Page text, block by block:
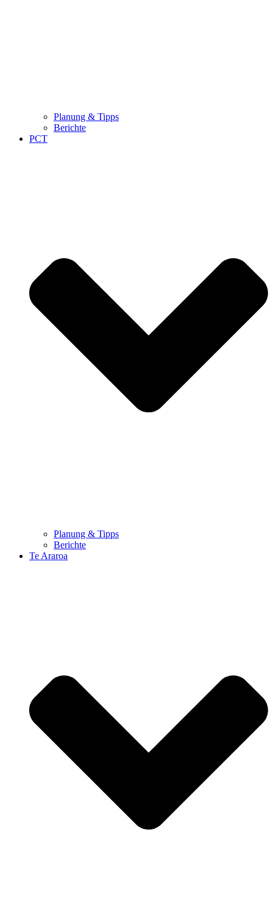
Planung & Tipps
Berichte
PCT
Planung & Tipps
Berichte
Te Araroa